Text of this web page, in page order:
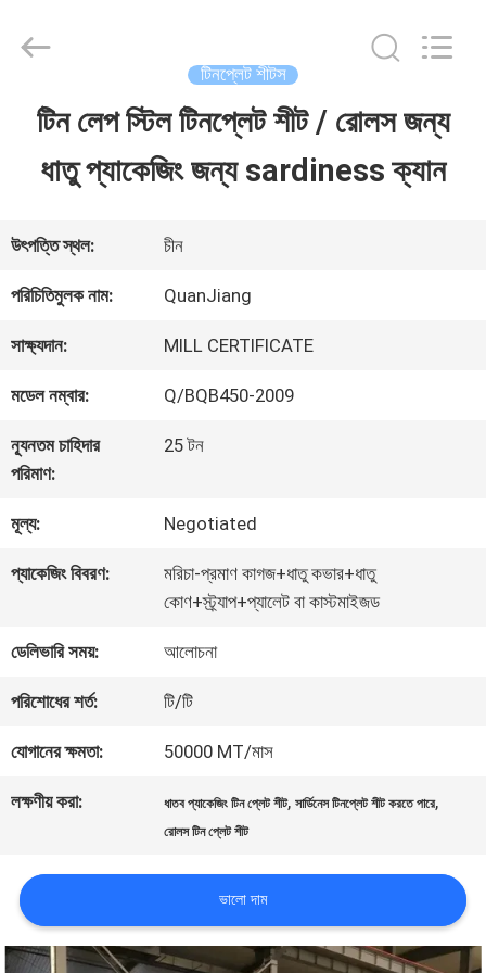
বাড়ি
ভিডিও
আমাদের
সম্পর্কে
ভ্রমণ
যোগাযোগ
করুন
খবর
METAL
CO.,LTD.
Reserved.
টিনপ্লেট শীটস
টিন লেপ স্টিল টিনপ্লেট শীট / রোলস জন্য
ধাতু প্যাকেজিং জন্য sardiness ক্যান
উৎপত্তি স্থল: চীন
পরিচিতিমুলক নাম: QuanJiang
সাক্ষ্যদান: MILL CERTIFICATE
মডেল নম্বার: Q/BQB450-2009
ন্যূনতম চাহিদার
পরিমাণ:
25 টন
মূল্য: Negotiated
প্যাকেজিং বিবরণ:
মরিচা-প্রমাণ কাগজ+ধাতু কভার+ধাতু
কোণ+স্ট্র্যাপ+প্যালেট বা কাস্টমাইজড
ডেলিভারি সময়: আলোচনা
পরিশোধের শর্ত: টি/টি
যোগানের ক্ষমতা: 50000 MT/মাস
লক্ষণীয় করা: ধাতব প্যাকেজিং টিন প্লেট শীট,সার্ডিনেস টিনপ্লেট শীট করতে পারে,
রোলস টিন প্লেট শীট
ভালো দাম